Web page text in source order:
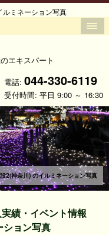
ルミネーション写真
エキスパート
電話: 044-330-6119
受付時間: 平日 9:00 ～ 16:30
2(神奈川) のイルミネーション写真
績・イベント情報
ション写真